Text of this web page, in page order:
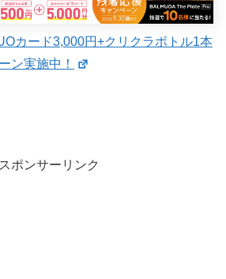
カード3,000円+クリクラボトル1本
ン実施中！
スポンサーリンク